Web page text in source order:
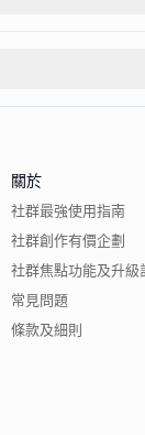
關於
社群最強使用指南
社群創作有價企劃
社群焦點功能及升級
常見問題
條款及細則